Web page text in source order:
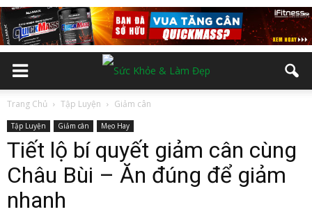
Trang Chủ Tập Luyện Giảm cân
Tập Luyện Giảm cân Mẹo Hay
Tiết lộ bí quyết giảm cân cùng
Châu Bùi – Ăn đúng để giảm
nhanh